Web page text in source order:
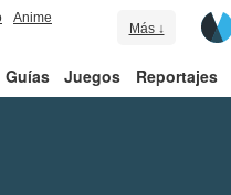
Anime
Más ↓
Guías Juegos Reportajes